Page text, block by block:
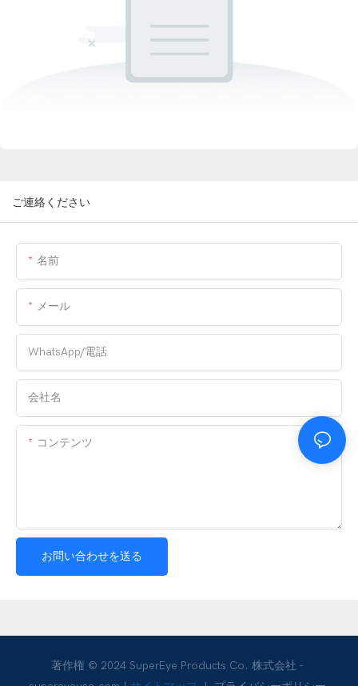
ご連絡ください
名前
メール
WhatsApp/電話
会社名
コンテンツ
お問い合わせを送る
著作権 © 2024 SuperEye Products Co. 株式会社 -